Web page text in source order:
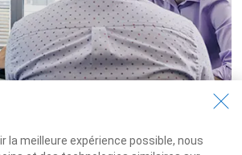
la meilleure expérience possible, nous